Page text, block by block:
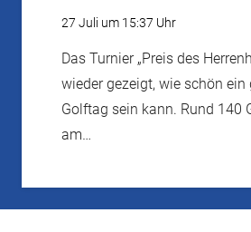
27 Juli um 15:37 Uhr
Das Turnier „Preis des
wieder gezeigt, wie schön ein
Golftag sein kann. Rund 140
am…